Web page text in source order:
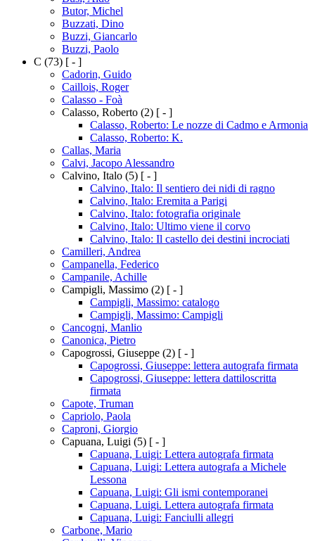
Butor, Michel
Buzzati, Dino
Buzzi, Giancarlo
Buzzi, Paolo
C (73) [ - ]
Cadorin, Guido
Caillois, Roger
Calasso - Foà
Calasso, Roberto (2) [ - ]
Calasso, Roberto: Le nozze di Cadmo e Armonia
Calasso, Roberto: K.
Callas, Maria
Calvi, Jacopo Alessandro
Calvino, Italo (5) [ - ]
Calvino, Italo: Il sentiero dei nidi di ragno
Calvino, Italo: Eremita a Parigi
Calvino, Italo: fotografia originale
Calvino, Italo: Ultimo viene il corvo
Calvino, Italo: Il castello dei destini incrociati
Camilleri, Andrea
Campanella, Federico
Campanile, Achille
Campigli, Massimo (2) [ - ]
Campigli, Massimo: catalogo
Campigli, Massimo: Campigli
Cancogni, Manlio
Canonica, Pietro
Capogrossi, Giuseppe (2) [ - ]
Capogrossi, Giuseppe: lettera autografa firmata
Capogrossi, Giuseppe: lettera dattiloscritta
firmata
Capote, Truman
Capriolo, Paola
Caproni, Giorgio
Capuana, Luigi (5) [ - ]
Capuana, Luigi: Lettera autografa firmata
Capuana, Luigi: Lettera autografa a Michele
Lessona
Capuana, Luigi: Gli ismi contemporanei
Capuana, Luigi. Lettera autografa firmata
Capuana, Luigi: Fanciulli allegri
Carbone, Mario